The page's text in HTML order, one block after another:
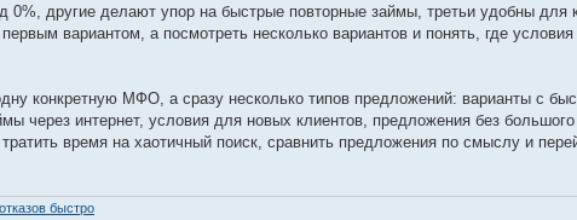
0%, другие делают упор на быстрые повторные займы, третьи удобны для
вариантом, а посмотреть несколько вариантов и понять, где
конкретную МФО, а сразу несколько типов предложений: варианты с
через интернет, условия для новых клиентов, предложения без
время на хаотичный поиск, сравнить предложения по смыслу и
быстро